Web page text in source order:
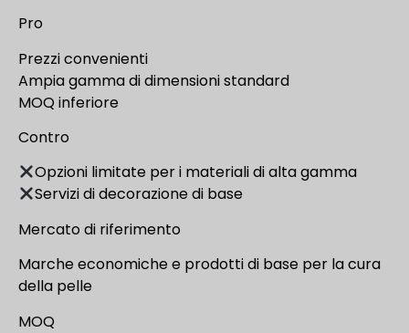
Pro
Prezzi convenienti
Ampia gamma di dimensioni standard
MOQ inferiore
Contro
Opzioni limitate per i materiali di alta gamma
Servizi di decorazione di base
Mercato di riferimento
Marche economiche e prodotti di base per la cura
della pelle
MOQ